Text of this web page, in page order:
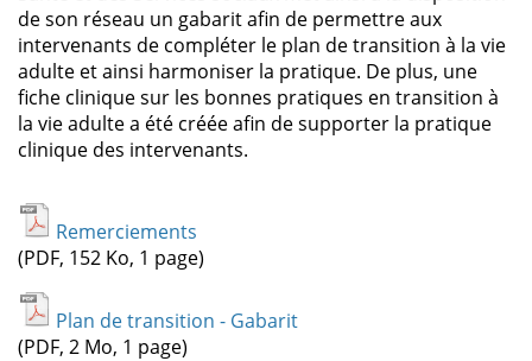
de son réseau un gabarit afin de permettre aux
intervenants de compléter le plan de transition à la vie
adulte et ainsi harmoniser la pratique. De plus, une
fiche clinique sur les bonnes pratiques en transition à
la vie adulte a été créée afin de supporter la pratique
clinique des intervenants.
Remerciements
(PDF, 152 Ko, 1 page)
Plan de transition - Gabarit
(PDF, 2 Mo, 1 page)